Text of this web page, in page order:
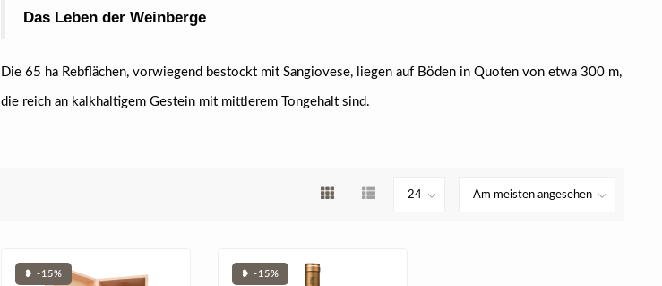
Das Leben der Weinberge
Die 65 ha Rebflächen, vorwiegend bestockt mit Sangiovese, liegen auf Böden in Quoten von etwa 300 m,
die reich an kalkhaltigem Gestein mit mittlerem Tongehalt sind.
❥ -15% ❥ -15%